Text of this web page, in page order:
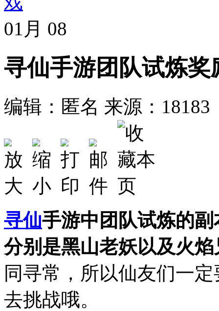
01月 08
寻仙手游团队试炼奖
编辑：匿名 来源：18183
寻仙手游中团队试炼的
分别是黑山老妖以及火焰
同寻常，所以仙友们一
去挑战哦。